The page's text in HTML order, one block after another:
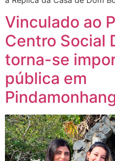
Vinculado ao
Centro Social
torna-se
pública em